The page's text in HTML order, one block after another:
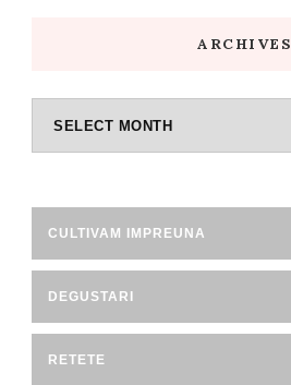
ARCHIVES
CULTIVAM IMPREUNA
DEGUSTARI
RETETE